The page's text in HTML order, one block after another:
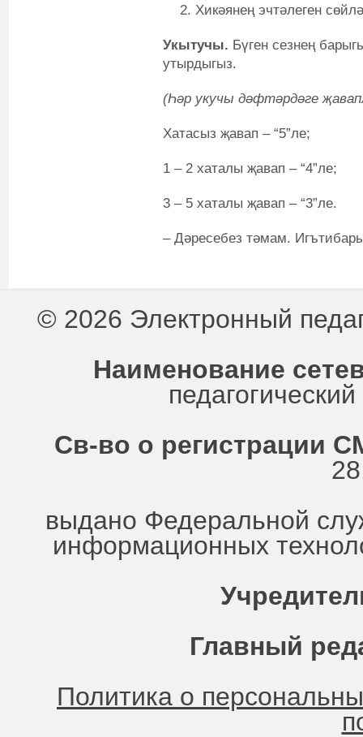
Хикәянең эчтәлеген
Укытучы. Бүген сезнең
утырдыгыз.
(Һәр укучы дәфтәрдәге
Хатасыз җавап – “5”ле;
1 – 2 хаталы җавап – “4”ле;
3 – 5 хаталы җавап – “3”ле.
– Дәресебез тәмам.
© 2026 Электронный
Наименование
Св-во о регистрации
выдано Федеральной
информационных
Главный
Политика о